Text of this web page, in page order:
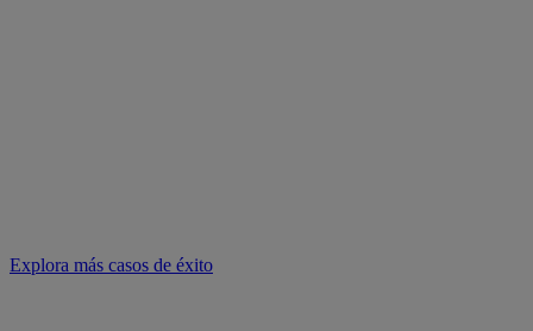
Explora más casos de éxito